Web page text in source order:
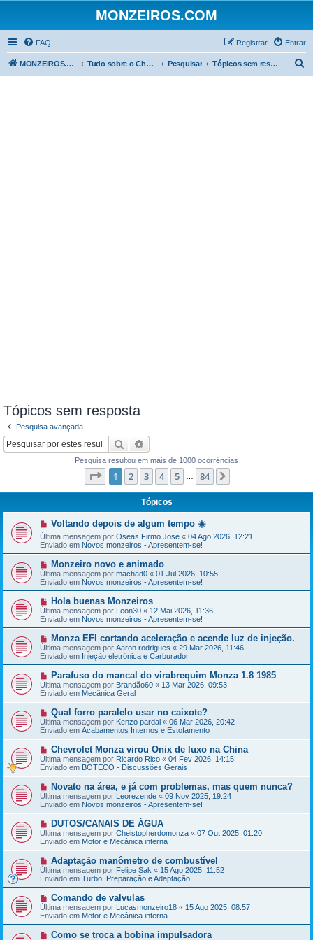
MONZEIROS.COM
FAQ Entrar
Registrar
MONZEIROS.COM Tudo sobre o Chevrolet Monza! Pesquisar Tópicos sem resposta
Tópicos sem resposta
Pesquisa avançada
Pesquisar
Pesquisa resultou em mais de 1000 ocorrências
Página de 84
1 2 3 4 5 84
Tópicos
N
v
a
m
e
n
s
a
g
e
m
Voltando depois de algum tempo ☀️
Última mensagem por Oseas Firmo Jose « 04 Ago 2026, 12:21
Enviado em Novos monzeiros - Apresentem-se!
N
o
v
a
m
e
n
s
a
e
m
Monzeiro novo e animado
Última mensagem por machad0 « 01 Jul 2026, 10:55
Enviado em Novos monzeiros - Apresentem-se!
N
o
v
a
m
e
n
s
a
e
m
Hola buenas Monzeiros
Última mensagem por Leon30 « 12 Mai 2026, 11:36
Enviado em Novos monzeiros - Apresentem-se!
N
o
v
a
m
e
n
s
a
g
e
m
Monza EFI cortando aceleração e acende luz de injeção.
Última mensagem por Aaron rodrigues « 29 Mar 2026, 11:46
Enviado em Injeção eletrônica e Carburador
N
o
v
a
m
e
n
s
a
g
e
m
Parafuso do mancal do virabrequim Monza 1.8 1985
Última mensagem por Brandão60 « 13 Mar 2026, 09:53
Enviado em Mecânica Geral
N
o
v
a
m
e
n
s
a
e
m
Qual forro paralelo usar no caixote?
Última mensagem por Kenzo pardal « 06 Mar 2026, 20:42
Enviado em Acabamentos Internos e Estofamento
N
o
v
a
m
e
n
s
a
e
m
Chevrolet Monza virou Onix de luxo na China
Última mensagem por Ricardo Rico « 04 Fev 2026, 14:15
Enviado em BOTECO - Discussões Gerais
N
o
v
a
m
e
n
s
a
g
e
m
Novato na área, e já com problemas, mas quem nunca?
Última mensagem por Leorezende « 09 Nov 2025, 19:24
Enviado em Novos monzeiros - Apresentem-se!
N
o
v
a
m
e
n
s
a
g
e
m
DUTOS/CANAIS DE ÁGUA
Última mensagem por Cheistopherdomonza « 07 Out 2025, 01:20
Enviado em Motor e Mecânica interna
N
o
v
a
m
e
n
s
a
g
Adaptação manômetro de combustível
Última mensagem por Felipe Sak « 15 Ago 2025, 11:52
Enviado em Turbo, Preparação e Adaptação
N
o
v
a
m
e
Comando de valvulas
Última mensagem por Lucasmonzeiro18 « 15 Ago 2025, 08:57
Enviado em Motor e Mecânica interna
NComo se troca a bobina impulsadora